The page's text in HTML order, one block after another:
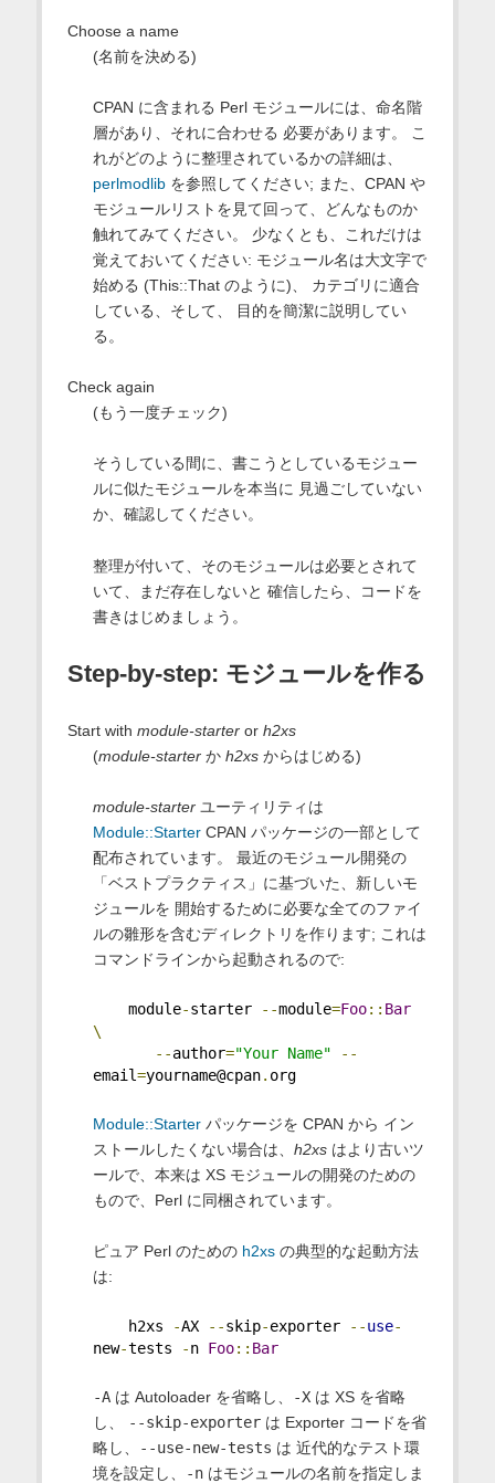
Choose a name
(名前を決める)
CPAN に含まれる Perl モジュールには、命名階
層があり、それに合わせる 必要があります。 こ
れがどのように整理されているかの詳細は、
perlmodlibを参照してください; また、CPAN や
モジュールリストを見て回って、どんなものか
触れてみてください。 少なくとも、これだけは
覚えておいてください: モジュール名は大文字で
始める (This::That のように)、 カテゴリに適合
している、そして、 目的を簡潔に説明してい
る。
Check again
(もう一度チェック)
そうしている間に、書こうとしているモジュー
ルに似たモジュールを本当に 見過ごしていない
か、確認してください。
整理が付いて、そのモジュールは必要とされて
いて、まだ存在しないと 確信したら、コードを
書きはじめましょう。
Step-by-step: モジュールを作る
Start with module-starteror h2xs
(module-starterか h2xsからはじめる)
module-starterユーティリティは
Module::StarterCPAN パッケージの一部として
配布されています。 最近のモジュール開発の
「ベストプラクティス」に基づいた、新しいモ
ジュールを 開始するために必要な全てのファイ
ルの雛形を含むディレクトリを作ります; これは
コマンドラインから起動されるので:
module-starter --module=Foo:: Bar
\
--author="Your Name"
--
email=yourname@cpan. org
Module::Starterパッケージを CPAN から イン
ストールしたくない場合は、 h2xsはより古いツ
ールで、本来は XS モジュールの開発のための
もので、Perl に同梱されています。
ピュア Perl のための h2xsの典型的な起動方法
は:
h2xs -AX --skip-exporter --use-
new-tests -n Foo:: Bar
-Aは Autoloader を省略し、 -Xは XS を省略
し、
--skip-exporterは Exporter コードを省
略し、
--use-new-tests は 近代的なテスト環
境を設定し、
-nはモジュールの名前を指定しま